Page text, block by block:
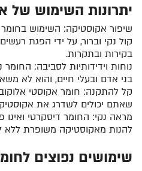
יתרונות השימוש של
שיפור אקוסטיקה: השימוש בחומר
קול נקי וברור, על ידי הפגת
בקירות ובתקרות.
נוחות וידידותיות לסביבה:
בני אדם ובעלי חיים, והוא לא
קל להתקנה: חומר אקוסטי
שאתם יכולים לשדרג את
מראה נקי: החומר דיסקרטי ואינו
להנות מאקוסטיקה משופרת ללא
שימושים נפוצים